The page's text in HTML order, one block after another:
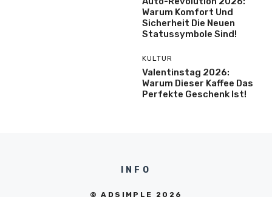
Warum Komfort Und
Sicherheit Die Neuen
Statussymbole Sind!
KULTUR
Valentinstag 2026:
Warum Dieser Kaffee Das
Perfekte Geschenk Ist!
INFO
© ADSIMPLE 2026